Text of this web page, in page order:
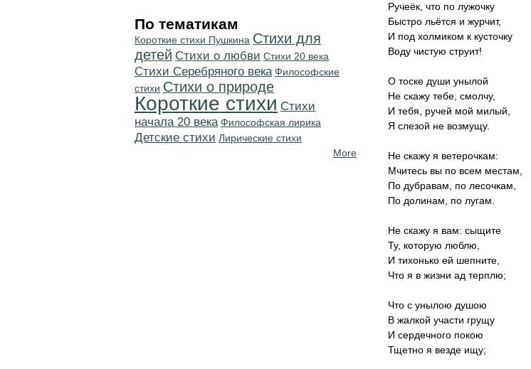
Ручеёк, что по лужочку
Быстро льётся и журчит,
И под холмиком к кусточку
Воду чистую струит!
О тоске души унылой
Не скажу тебе, смолчу,
И тебя, ручей мой милый,
Я слезой не возмущу.
Не скажу я ветерочкам:
Мчитесь вы по всем местам,
По дубравам, по лесочкам,
По долинам, по лугам.
Не скажу я вам: сыщите
Ту, которую люблю,
И тихонько ей шепните,
Что я в жизни ад терплю;
Что с унылою душою
В жалкой участи грущу
И сердечного покою
Тщетно я везде ищу;
По тематикам
Короткие стихи Пушкина Стихи для
детей Стихи о любви Стихи 20 века
Cтихи Серебряного века Философские
стихи Стихи о природе
Короткие стихи Cтихи
начала 20 века Философская лирика
Детские стихи Лирические стихи
More